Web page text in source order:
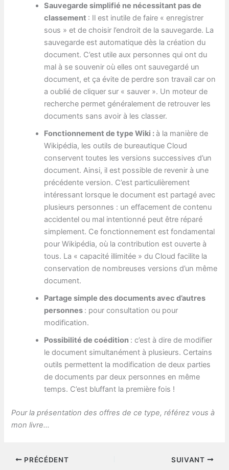
Sauvegarde simplifié ne nécessitant pas de
classement : Il est inutile de faire « enregistrer
sous » et de choisir l’endroit de la sauvegarde. La
sauvegarde est automatique dès la création du
document. C’est utile aux personnes qui ont du
mal à se souvenir où elles ont sauvegardé un
document, et ça évite de perdre son travail car on
a oublié de cliquer sur « sauver ». Un moteur de
recherche permet généralement de retrouver les
documents sans avoir à les classer.
Fonctionnement de type Wiki :à la manière de
Wikipédia, les outils de bureautique Cloud
conservent toutes les versions successives d’un
document. Ainsi, il est possible de revenir à une
précédente version. C’est particulièrement
intéressant lorsque le document est partagé avec
plusieurs personnes : un effacement de contenu
accidentel ou mal intentionné peut être réparé
simplement. Ce fonctionnement est fondamental
pour Wikipédia, où la contribution est ouverte à
tous. La « capacité illimitée » du Cloud facilite la
conservation de nombreuses versions d’un même
document.
Partage simple des documents avec d’autres
personnes : pour consultation ou pour
modification.
Possibilité de coédition : c’est à dire de modifier
le document simultanément à plusieurs. Certains
outils permettent la modification de deux parties
de documents par deux personnes en même
temps. C’est bluffant la première fois !
Pour la présentation des offres de ce type, référez vous à
mon livre…
PRÉCÉDENT SUIVANT